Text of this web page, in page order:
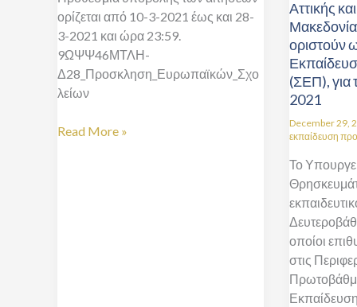
ορίζεται από 10-3-2021 έως και 28-
3-2021 και ώρα 23:59.
9ΩΨΨ46ΜΤΛΗ-
Δ28_Προσκληση_Ευρωπαϊκών_Σχο
λείων
Read More »
Αττικής
οριστούν
(ΣΕΠ), για
2021
December 29,
εκπαίδευση
Το
οποίοι
στις
Αττικής
και
Κεντρικής
Μακεδονίας
να
οριστούν
ως
Συντονιστές
(ΣΕΠ),
για
το